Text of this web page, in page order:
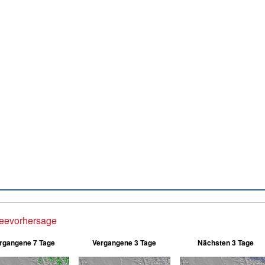
7 Tage Vergangene 3 Tage Nächsten 3 Tage